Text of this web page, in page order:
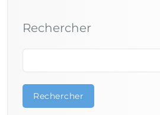
Rechercher
Rechercher